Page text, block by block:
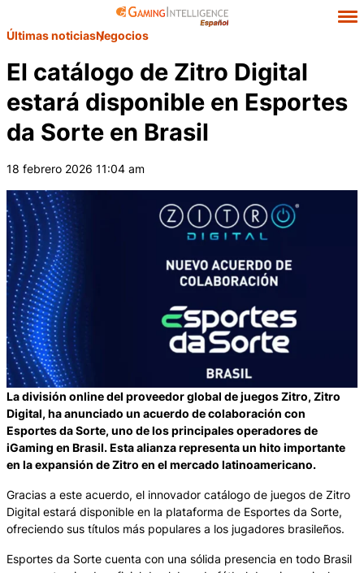
Últimas noticiasNegocios
El catálogo de Zitro Digital
estará disponible en Esportes
da Sorte en Brasil
18 febrero 2026 11:04 am
La división online del proveedor global de juegos Zitro, Zitro
Digital, ha anunciado un acuerdo de colaboración con
Esportes da Sorte, uno de los principales operadores de
iGaming en Brasil. Esta alianza representa un hito importante
en la expansión de Zitro en el mercado latinoamericano.
Gracias a este acuerdo, el innovador catálogo de juegos de Zitro
Digital estará disponible en la plataforma de Esportes da Sorte,
ofreciendo sus títulos más populares a los jugadores brasileños.
Esportes da Sorte cuenta con una sólida presencia en todo Brasil